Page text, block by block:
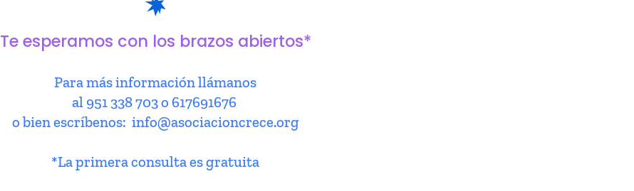
Te esperamos con los brazos abiertos*
Para más información llámanos
al 951 338 703 o 617691676
o bien escríbenos: info@asociacioncrece.org
*La primera consulta es gratuita